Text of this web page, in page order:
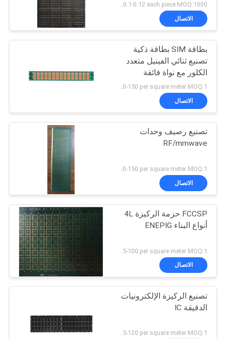
PRIVACY
POLICY
US 0.1-0.12 each piece MOQ:1000 قطعة
الاتصال
بطاقة SIM بطاقة ذكية
تصنيع ثنائي الفينيل متعدد
الكلور مع نواة فائقة
النحافة
الاتصال
تصنيع رصيف وحدات
RF/mmwave
الاتصال
FCCSP حزمة الركيزة 4L
أنواع البناء ENEPIG
الاتصال
تصنيع الركيزة الإلكترونيات
الدقيقة IC
US 95-120 per square meter MOQ:1 متر مربع